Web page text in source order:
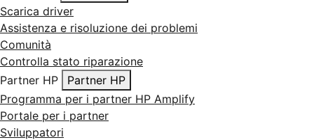
Scarica driver
Assistenza e risoluzione dei problemi
Comunità
Controlla stato riparazione
Partner HP
Partner HP
Programma per i partner HP Amplify
Portale per i partner
Sviluppatori